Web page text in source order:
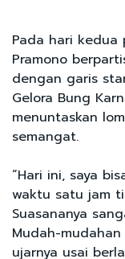
Pada hari kedua
Pramono
dengan garis
Gelora Bung
menuntaskan
semangat.
“Hari ini, saya
waktu satu jam
Suasananya
Mudah-
ujarnya usai